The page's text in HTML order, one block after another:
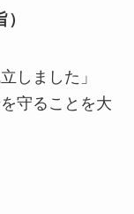
しました」
守ることを大